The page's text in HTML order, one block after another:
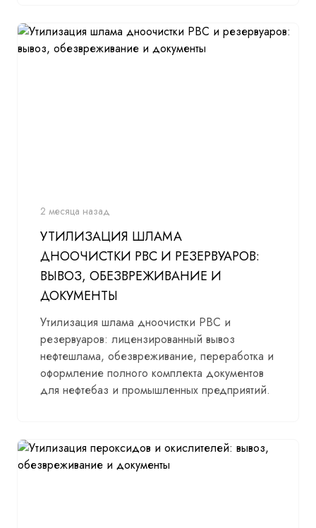
2 месяца назад
УТИЛИЗАЦИЯ ШЛАМА
ДНООЧИСТКИ РВС И РЕЗЕРВУАРОВ:
ВЫВОЗ, ОБЕЗВРЕЖИВАНИЕ И
ДОКУМЕНТЫ
Утилизация шлама дноочистки РВС и
резервуаров: лицензированный вывоз
нефтешлама, обезвреживание, переработка и
оформление полного комплекта документов
для нефтебаз и промышленных предприятий.